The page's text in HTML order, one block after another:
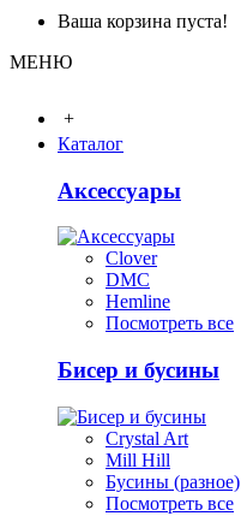
Ваша корзина пуста!
МЕНЮ
+
Каталог
Аксессуары
Clover
DMC
Hemline
Посмотреть все
Бисер и бусины
Crystal Art
Mill Hill
Бусины (разное)
Посмотреть все